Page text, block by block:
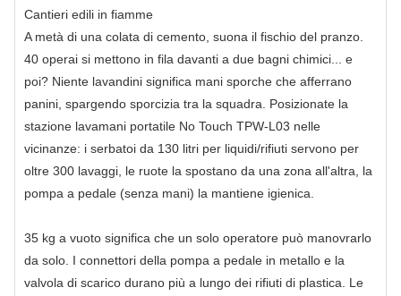
Cantieri edili in fiamme
A metà di una colata di cemento, suona il fischio del pranzo.
40 operai si mettono in fila davanti a due bagni chimici... e
poi? Niente lavandini significa mani sporche che afferrano
panini, spargendo sporcizia tra la squadra. Posizionate la
stazione lavamani portatile No Touch TPW‑L03 nelle
vicinanze: i serbatoi da 130 litri per liquidi/rifiuti servono per
oltre 300 lavaggi, le ruote la spostano da una zona all'altra, la
pompa a pedale (senza mani) la mantiene igienica.
35 kg a vuoto significa che un solo operatore può manovrarlo
da solo. I connettori della pompa a pedale in metallo e la
valvola di scarico durano più a lungo dei rifiuti di plastica. Le